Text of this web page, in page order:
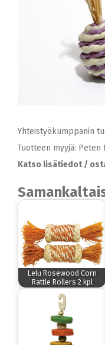
Yhteistyökumppanin
Tuotteen myyjä: Peten
Katso lisätiedot /
Lelu Rosewood Corn
Rattle Rollers 2 kpl